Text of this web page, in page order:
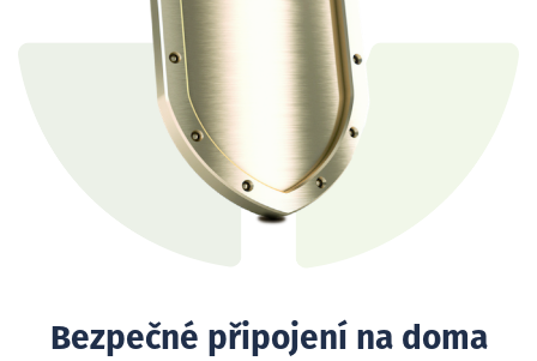
Bezpečné připojení na doma